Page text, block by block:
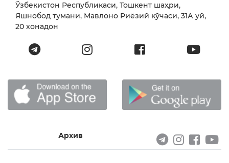
Ўзбекистон Республикаси, Тошкент шаҳри,
Яшнобод тумани, Мавлоно Риёзий кўчаси, 31А уй,
20 хонадон
Архив